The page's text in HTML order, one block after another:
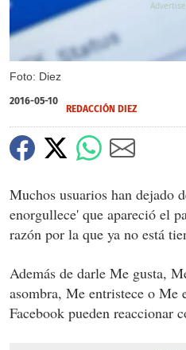
Foto: Diez
2016-05-10
REDACCIÓN DIEZ
Muchos usuarios han dejado
enorgullece' que apareció el
razón por la que ya no está
Además de darle Me gusta,
asombra, Me entristece o Me
Facebook pueden reaccionar